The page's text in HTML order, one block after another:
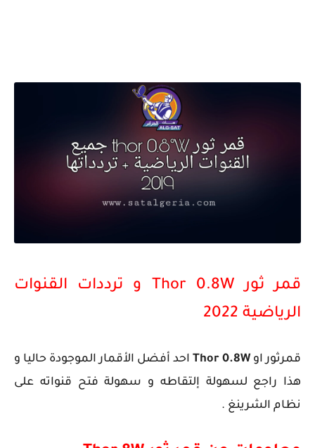
قمر ثور Thor 0.8W و ترددات القنوات
الرياضية 2022
قمرثور او Thor 0.8W احد أفضل الأقمار الموجودة حاليا و
هذا راجع لسهولة إلتقاطه و سهولة فتح قنواته على
نظام الشرينغ .